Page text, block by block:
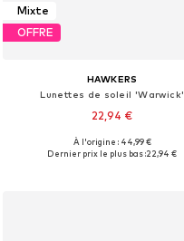
Mixte
OFFRE
HAWKERS
Lunettes de soleil 'Warwick'
22,94 €
Tailles disponibles: Onesize
À l'origine : 44,99 €
Dernier prix le plus bas :22,94 €